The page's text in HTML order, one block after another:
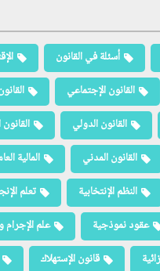
أسئلة في القانون
القانون الإجتماعي
القانون الدولي
القانون المدني المالية
النظم الإنتخابية تعلم
عقود نموذجية علم الإجرام
قانون الإستهلاك